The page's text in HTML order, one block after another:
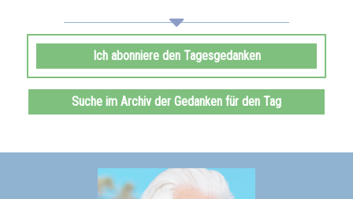
Geschöpfen gegeben habt, kommt sofort etwas von oben, um euch zu
füllen.*
Omraam Mikhaël Aïvanhov
Siehe das BuchGeistiges und künstlerisches Schaffen, kapitel VIII
Ich abonniere den Tagesgedanken
Suche im Archiv der Gedanken für den Tag